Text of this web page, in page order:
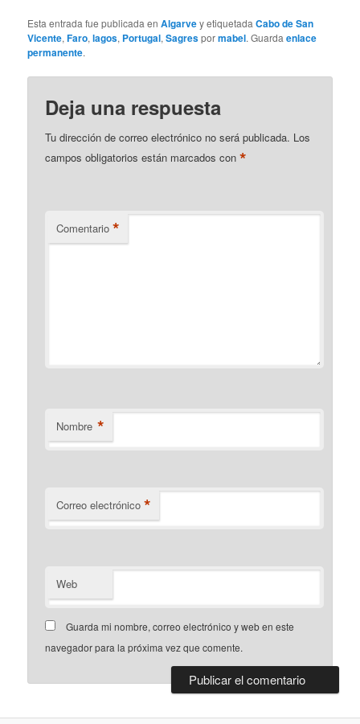
Esta entrada fue publicada enAlgarvey etiquetadaCabo de San
Vicente,Faro,lagos, Portugal,Sagrespormabel. Guardaenlace
permanente.
Deja una respuesta
Tu dirección de correo electrónico no será publicada. Los
campos obligatorios están marcados con*
Comentario *
Nombre *
Correo electrónico *
Web
Guarda mi nombre, correo electrónico y web en este
navegador para la próxima vez que comente.